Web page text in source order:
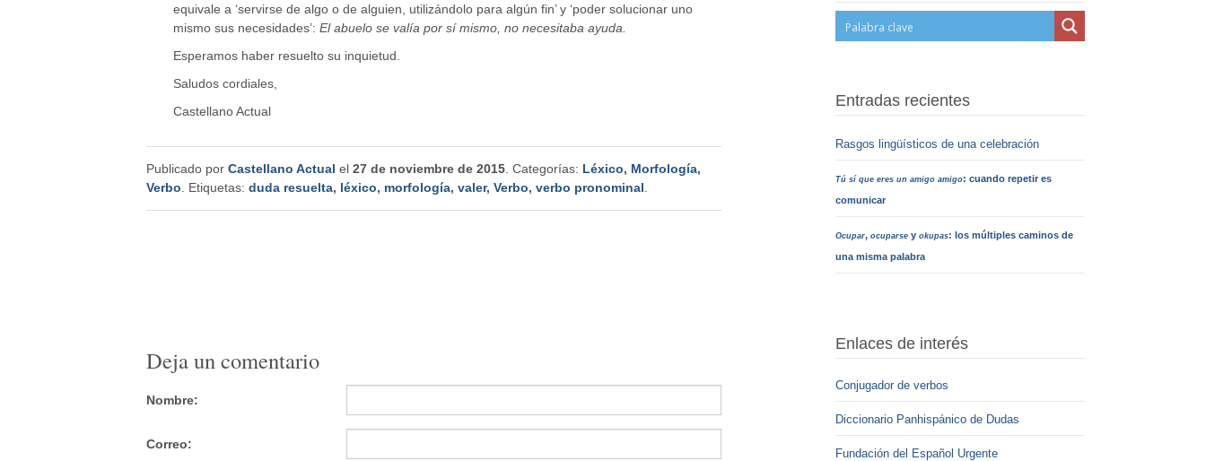
equivale a ‘servirse de algo o de alguien, utilizándolo para algún fin’ y ‘poder solucionar uno
mismo sus necesidades’: El abuelo se valía por sí mismo, no necesitaba ayuda.
Esperamos haber resuelto su inquietud.
Saludos cordiales,
Castellano Actual
Publicado por Castellano Actual el 27 de noviembre de 2015. Categorías: Léxico, Morfología,
Verbo . Etiquetas: duda resuelta, léxico, morfología, valer, Verbo, verbo pronominal
Deja un comentario
Nombre:
Correo:
Entradas recientes
Rasgos lingüísticos de una celebración
Tú sí que eres un amigo amigo: cuando repetir es
comunicar
Ocupar, ocuparsey okupas: los múltiples caminos de
una misma palabra
Enlaces de interés
Conjugador de verbos
Diccionario Panhispánico de Dudas
Fundación del Español Urgente